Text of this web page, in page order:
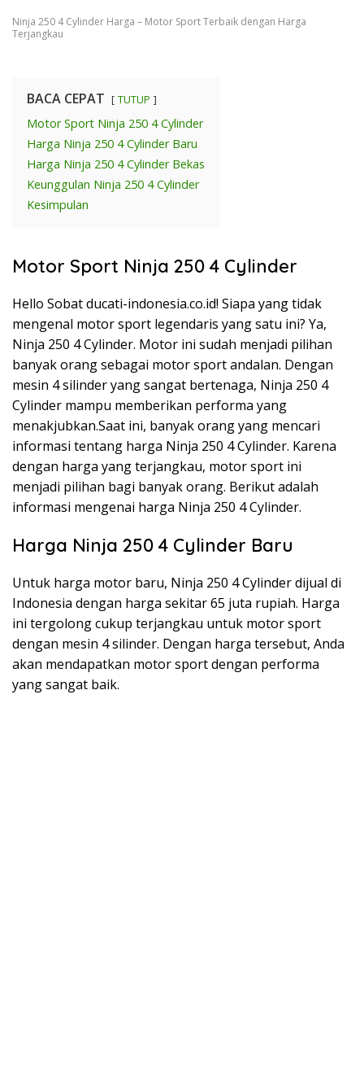
Ninja 250 4 Cylinder Harga – Motor Sport Terbaik dengan Harga
Terjangkau
BACA CEPAT TUTUP
Motor Sport Ninja 250 4 Cylinder
Harga Ninja 250 4 Cylinder Baru
Harga Ninja 250 4 Cylinder Bekas
Keunggulan Ninja 250 4 Cylinder
Kesimpulan
Motor Sport Ninja 250 4 Cylinder
Hello Sobat ducati-indonesia.co.id! Siapa yang tidak
mengenal motor sport legendaris yang satu ini? Ya,
Ninja 250 4 Cylinder. Motor ini sudah menjadi pilihan
banyak orang sebagai motor sport andalan. Dengan
mesin 4 silinder yang sangat bertenaga, Ninja 250 4
Cylinder mampu memberikan performa yang
menakjubkan.Saat ini, banyak orang yang mencari
informasi tentang harga Ninja 250 4 Cylinder. Karena
dengan harga yang terjangkau, motor sport ini
menjadi pilihan bagi banyak orang. Berikut adalah
informasi mengenai harga Ninja 250 4 Cylinder.
Harga Ninja 250 4 Cylinder Baru
Untuk harga motor baru, Ninja 250 4 Cylinder dijual di
Indonesia dengan harga sekitar 65 juta rupiah. Harga
ini tergolong cukup terjangkau untuk motor sport
dengan mesin 4 silinder. Dengan harga tersebut, Anda
akan mendapatkan motor sport dengan performa
yang sangat baik.